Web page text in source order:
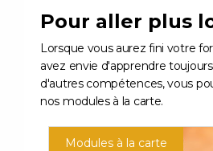
Pour aller plus
Lorsque vous aurez fini votre
avez envie d'apprendre
d'autres compétences, vous
nos modules à la carte.
Modules à la carte